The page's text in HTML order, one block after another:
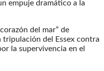
empuje dramático a la
del mar” de
del Essex contra
la supervivencia en el